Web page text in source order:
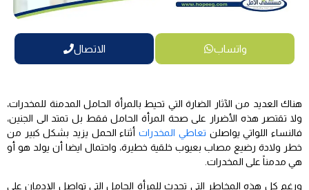
واتساب الاتصال
هناك العديد من الآثار الضارة التي تحيط بالمرأة الحامل المدمنة للمخدرات،
ولا تقتصر هذه الأضرار على صحة المرأة الحامل فقط بل تمتد الى الجنين،
فالنساء اللواتي يواصلن تعاطي المخدراتأثناء الحمل يزيد بشكل كبير من
خطر ولادة رضيع مصاب بعيوب خلقية خطيرة، واحتمال ايضا أن يولد هو أو
هي مدمناً على المخدرات.
ورغم كل هذه المخاطر التي تحدث للمرأة الحامل التي تواصل الإدمان على